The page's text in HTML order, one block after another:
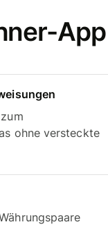
App
ohne versteckte